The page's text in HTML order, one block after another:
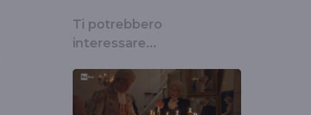
Ti potrebbero
interessare...